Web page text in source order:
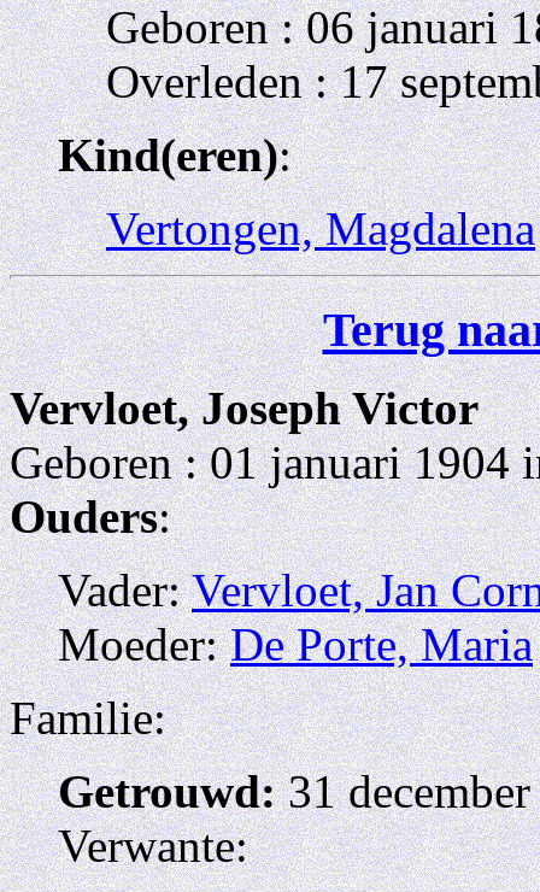
Geboren : 06 januari
Overleden : 17
Kind(eren):
Vertongen, Magdalena
Terug
Vervloet, Joseph Victor
Geboren : 01 januari 1904
Ouders:
Vader:Vervloet, Jan
Moeder:De Porte, Maria
Familie:
Getrouwd:31
Verwante: